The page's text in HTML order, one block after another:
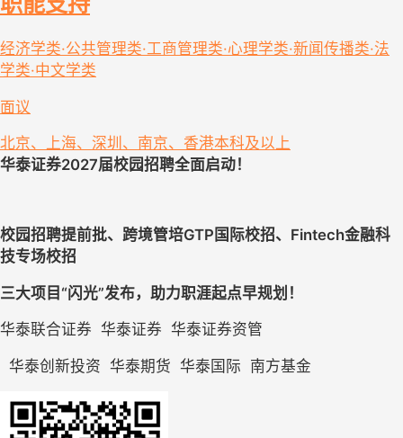
经济学类·公共管理类·工商管理类·心理学类·新闻传播类·法
学类·中文学类
面议
北京、上海、深圳、南京、香港本科及以上
华泰证券2027届校园招聘全面启动！
校园招聘提前批、跨境管培GTP国际校招、Fintech金融科
技专场校招
三大项目“闪光”发布，助力职涯起点早规划！
华泰联合证券  华泰证券  华泰证券资管
华泰创新投资  华泰期货 华泰国际 南方基金